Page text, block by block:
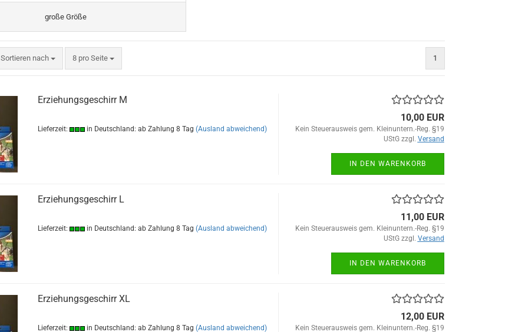
große Größe
Sortieren nach
Sortieren nach 8 pro Seite
pro Seite 1
Erziehungsgeschirr M
Lieferzeit: in Deutschland: ab Zahlung 8 Tag (Ausland abweichend)
10,00 EUR
Kein Steuerausweis gem. Kleinuntern.-Reg. §19
UStG zzgl. Versand
IN DEN WARENKORB
Erziehungsgeschirr L
Lieferzeit: in Deutschland: ab Zahlung 8 Tag (Ausland abweichend)
11,00 EUR
Kein Steuerausweis gem. Kleinuntern.-Reg. §19
UStG zzgl. Versand
IN DEN WARENKORB
Erziehungsgeschirr XL
Lieferzeit: in Deutschland: ab Zahlung 8 Tag (Ausland abweichend)
12,00 EUR
Kein Steuerausweis gem. Kleinuntern.-Reg. §19